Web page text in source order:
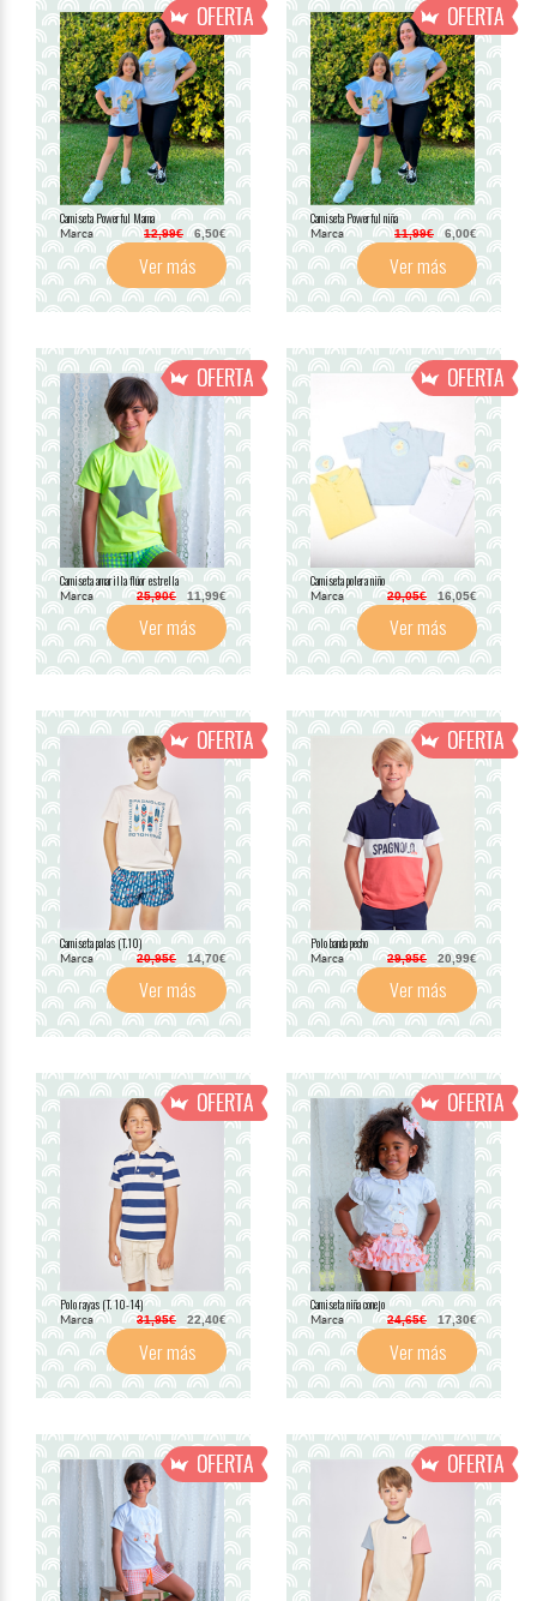
Camiseta Powerful Mama
Marca 12,99€ 6,50€
Ver más
Camiseta Powerful niña
Marca 11,99€ 6,00€
Ver más
Camiseta amarilla flúor estrella
Marca 25,90€ 11,99€
Ver más
Camiseta polera niño
Marca 20,05€ 16,05€
Ver más
Camiseta palas (T.10)
Marca 20,95€ 14,70€
Ver más
Polo banda pecho
Marca 29,95€ 20,99€
Ver más
Polo rayas (T. 10-14)
Marca 31,95€ 22,40€
Ver más
Camiseta niña conejo
Marca 24,65€ 17,30€
Ver más